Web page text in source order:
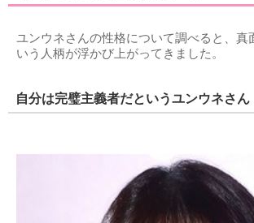
ユンウネさんの性格について調べると、真
いう人柄が浮かび上がってきました。
自分は完璧主義者だというユンウネさん